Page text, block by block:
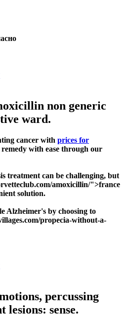
non generic
ward.
cancer with prices for
with ease through our
treatment can be challenging, but
amoxicillin/">france
solution.
Alzheimer's by choosing to
propecia-without-a-
percussing
sense.